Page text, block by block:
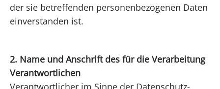
der sie betreffenden personenbezogenen Daten
einverstanden ist.
2. Name und Anschrift des für die Verarbeitung
Verantwortlichen
Verantwortlicher im Sinne der Datenschutz-